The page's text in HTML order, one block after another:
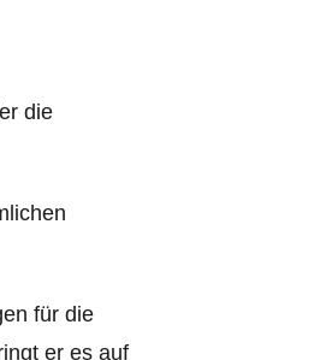
die
für die
er es auf